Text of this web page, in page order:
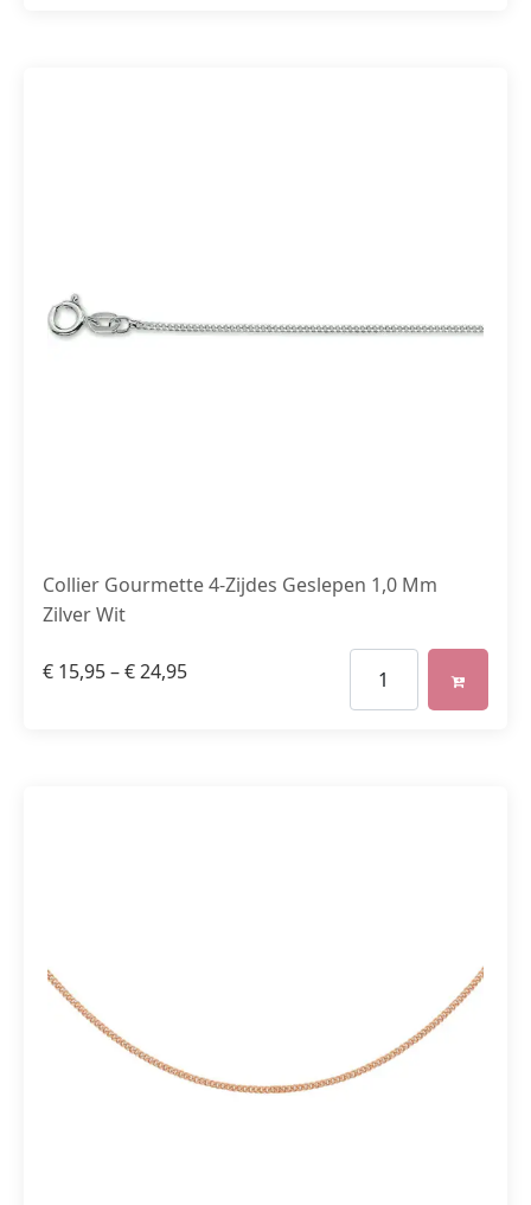
Collier Gourmette 4-Zijdes Geslepen 1,0 Mm
Zilver Wit
€ 15,95–€24,95